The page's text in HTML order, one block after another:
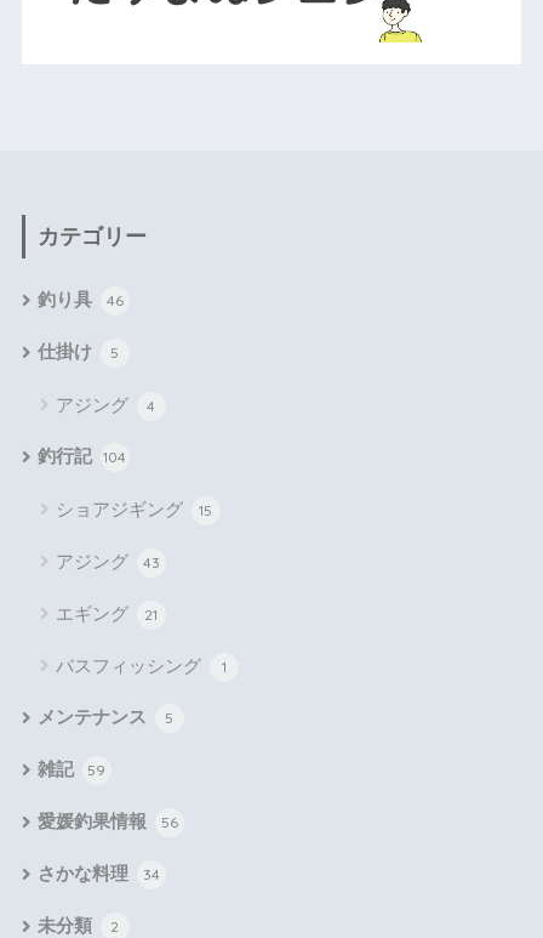
カテゴリー
釣り具 46
仕掛け 5
アジング 4
釣行記 104
ショアジギング 15
アジング 43
エギング 21
バスフィッシング 1
メンテナンス 5
雑記 59
愛媛釣果情報 56
さかな料理 34
未分類 2